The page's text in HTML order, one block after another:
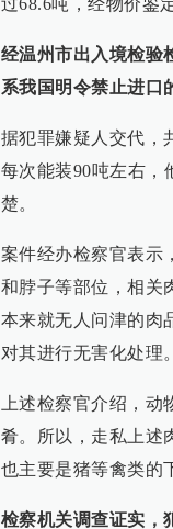
过68.6吨，经物价鉴
经温州市出入境检验
系我国明令禁止进口
据犯罪嫌疑人交代，
每次能装90吨左右，
楚。
案件经办检察官表示
和脖子等部位，相关
本来就无人问津的肉
对其进行无害化处理。
上述检察官介绍，
肴。所以，走私上述
也主要是猪等禽类的
检察机关调查证实，